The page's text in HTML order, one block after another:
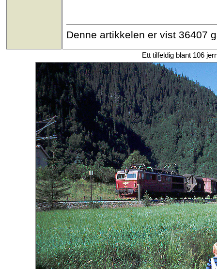
Denne artikkelen er vist 36407
Ett tilfeldig blant 106